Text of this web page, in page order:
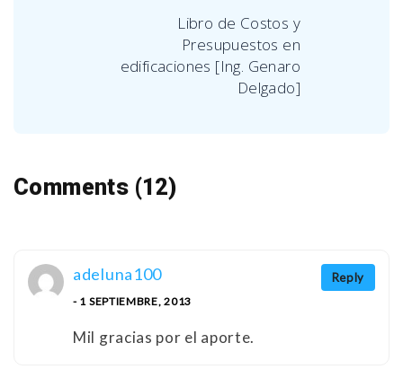
Libro de Costos y
Presupuestos en
edificaciones [Ing. Genaro
Delgado]
Comments (12)
Reply
adeluna100
- 1 SEPTIEMBRE, 2013
Mil gracias por el aporte.